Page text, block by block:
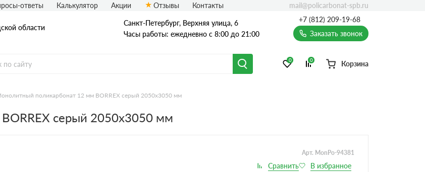
области
Санкт-Петербург, Верхняя улица, 6
Часы работы: ежедневно с 8:00 до 21:00
+7 (812) 209-19-68
Заказать звонок
0 0 Корзина
ответы Калькулятор Акции Отзывы Контакты mail@policarbonat-spb.ru
поликарбонат 12 мм BORREX серый 2050х3050 мм
серый 2050х3050 мм
Арт. MonPo-94381